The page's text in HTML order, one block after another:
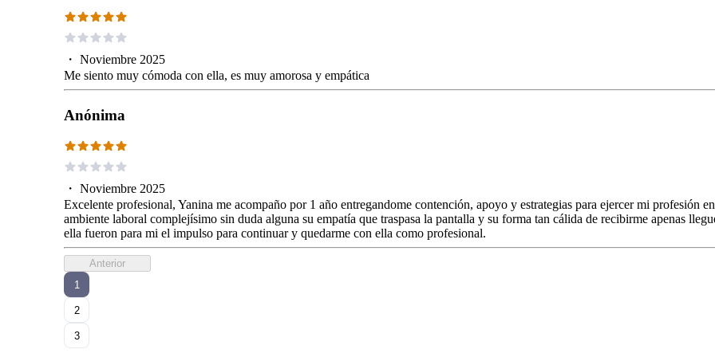
・ Noviembre 2025
Me siento muy cómoda con ella, es muy amorosa y empática
Anónima
・ Noviembre 2025
Excelente profesional, Yanina me acompaño por 1 año entregandome contención, apoyo y estrategias para ejercer mi profesión
ambiente laboral complejísimo sin duda alguna su empatía que traspasa la pantalla y su forma tan cálida de recibirme apenas
ella fueron para mi el impulso para continuar y quedarme con ella como profesional.
Anterior
1
2
3